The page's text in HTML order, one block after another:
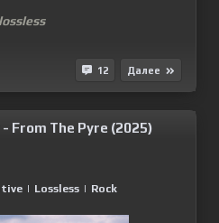
lossless
12 Далее
From The Pyre (2025)
| Lossless | Rock